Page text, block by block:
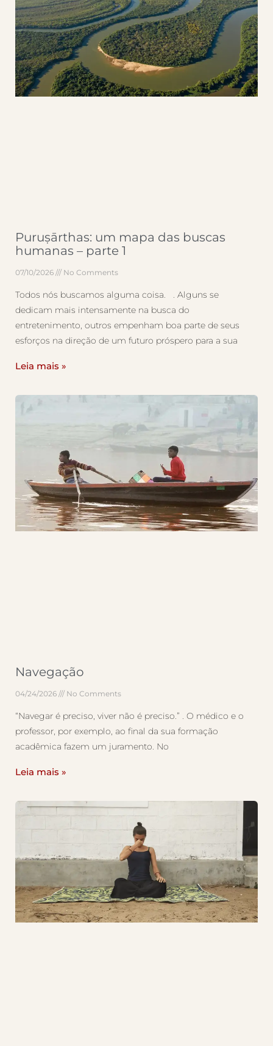
Puruṣārthas: um mapa das buscas
humanas – parte 1
07/10/2026 No Comments
Todos nós buscamos alguma coisa. . Alguns se
dedicam mais intensamente na busca do
entretenimento, outros empenham boa parte de seus
esforços na direção de um futuro próspero para a sua
Leia mais »
Navegação
04/24/2026 No Comments
“Navegar é preciso, viver não é preciso.” . O médico e o
professor, por exemplo, ao final da sua formação
acadêmica fazem um juramento. No
Leia mais »